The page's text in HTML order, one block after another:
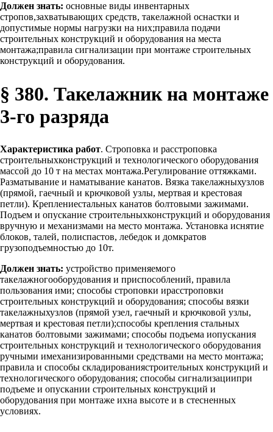
Должен знать: основные виды инвентарных
стропов,захватывающих средств, такелажной оснастки и
допустимые нормы нагрузки на них;правила подачи
строительных конструкций и оборудования на места
монтажа;правила сигнализации при монтаже строительных
конструкций и оборудования.
§ 380. Такелажник на монтаже
3-го разряда
Характеристика работ. Строповка и расстроповка
строительныхконструкций и технологического оборудования
массой до 10 т на местах монтажа.Регулирование оттяжками.
Разматывание и наматывание канатов. Вязка такелажныхузлов
(прямой, гаечный и крючковой узлы, мертвая и крестовая
петли). Креплениестальных канатов болтовыми зажимами.
Подъем и опускание строительныхконструкций и оборудования
вручную и механизмами на место монтажа. Установка иснятие
блоков, талей, полиспастов, лебедок и домкратов
грузоподъемностью до 10т.
Должен знать: устройство применяемого
такелажногооборудования и приспособлений, правила
пользования ими; способы строповки ирасстроповки
строительных конструкций и оборудования; способы вязки
такелажныхузлов (прямой узел, гаечный и крючковой узлы,
мертвая и крестовая петли);способы крепления стальных
канатов болтовыми зажимами; способы подъема иопускания
строительных конструкций и технологического оборудования
ручными имеханизированными средствами на место монтажа;
правила и способы складированиястроительных конструкций и
технологического оборудования; способы сигнализациипри
подъеме и опускании строительных конструкций и
оборудования при монтаже ихна высоте и в стесненных
условиях.